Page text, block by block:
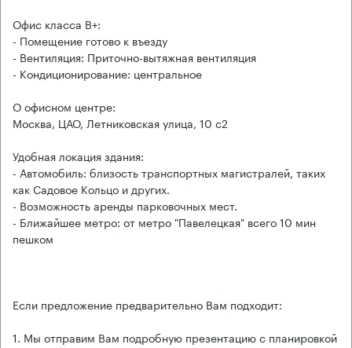
Офис класса B+:
- Помещение готово к въезду
- Вентиляция: Приточно-вытяжная вентиляция
- Кондиционирование: центральное
О офисном центре:
Москва, ЦАО, Летниковская улица, 10 с2
Удобная локация здания:
- Автомобиль: близость транспортных магистралей, таких
как Садовое Кольцо и других.
- Возможность аренды парковочных мест.
- Ближайшее метро: от метро "Павелецкая" всего 10 мин
пешком
Если предложение предварительно Вам подходит:
1. Мы отправим Вам подробную презентацию с планировкой